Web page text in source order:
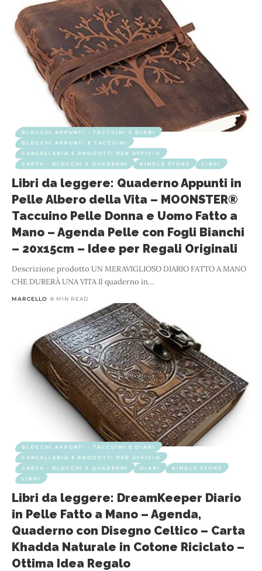
BLOCCHI APPUNTI - TACCUINI E DIARI
BLOCCHI APPUNTI E TACCUINI
CANCELLERIA E PRODOTTI PER UFFICIO
CARTA - BLOCCHI E QUADERNI
KINDLE STORE LIBRI
Libri da leggere: Quaderno Appunti in
Pelle Albero della Vita – MOONSTER®
Taccuino Pelle Donna e Uomo Fatto a
Mano – Agenda Pelle con Fogli Bianchi
– 20x15cm – Idee per Regali Originali
Descrizione prodotto UN MERAVIGLIOSO DIARIO FATTO A MANO
CHE DURERÀ UNA VITA Il quaderno in…
MARCELLO 6 MIN READ
BLOCCHI APPUNTI - TACCUINI E DIARI
CANCELLERIA E PRODOTTI PER UFFICIO
CARTA - BLOCCHI E QUADERNI
DIARI
KINDLE STORE
LIBRI
Libri da leggere: DreamKeeper Diario
in Pelle Fatto a Mano – Agenda,
Quaderno con Disegno Celtico – Carta
Khadda Naturale in Cotone Riciclato –
Ottima Idea Regalo